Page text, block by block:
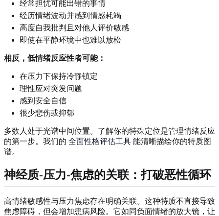
经常担忧可能出错的事情
经历情绪波动并感到情感耗竭
高度自我批判且对他人评价敏感
即使在平静环境中也难以放松
相反，低情绪反应性者可能：
在压力下保持冷静镇定
理性应对突发问题
感到安全自信
很少悲伤或抑郁
多数人处于光谱中间位置。了解你的特殊定位是管理情绪反应
的第一步。我们的 全面性格评估工具 能清晰描绘你的特质图
谱。
神经质-压力-焦虑的关联：打破恶性循环
高情绪敏感性与压力焦虑存在明确关联。这种特质不直接导致
焦虑障碍，但会增加患病风险。它如同负面情绪的放大镜，让